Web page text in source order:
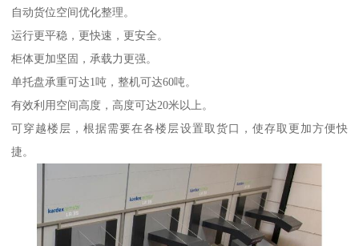
自动货位空间优化整理。
运行更平稳，更快速，更安全。
柜体更加坚固，承载力更强。
单托盘承重可达1吨，整机可达60吨。
有效利用空间高度，高度可达20米以上。
可穿越楼层，根据需要在各楼层设置取货口，使存取更加方便快
捷。